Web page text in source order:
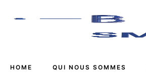
HOME QUI NOUS SOMMES